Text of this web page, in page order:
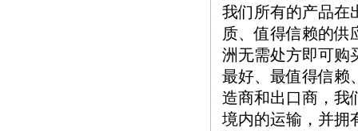
我们所有的产品在
质、值得信赖的
洲无需处方即可购
最好、最值得信赖
造商和出口商，我
境内的运输，并拥